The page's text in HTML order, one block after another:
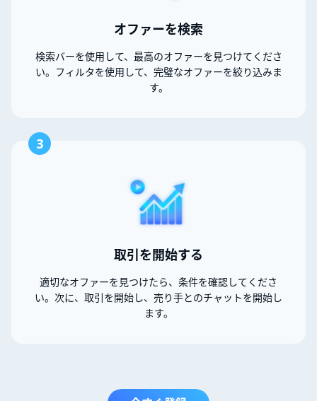
オファーを検索
検索バーを使用して、最高のオファーを見つけてくださ
い。フィルタを使用して、完璧なオファーを絞り込みま
す。
3
取引を開始する
適切なオファーを見つけたら、条件を確認してくださ
い。次に、取引を開始し、売り手とのチャットを開始し
ます。